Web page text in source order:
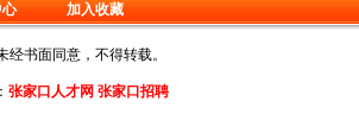
加入收藏
经书面同意，不得转载。
张家口人才网 张家口招聘